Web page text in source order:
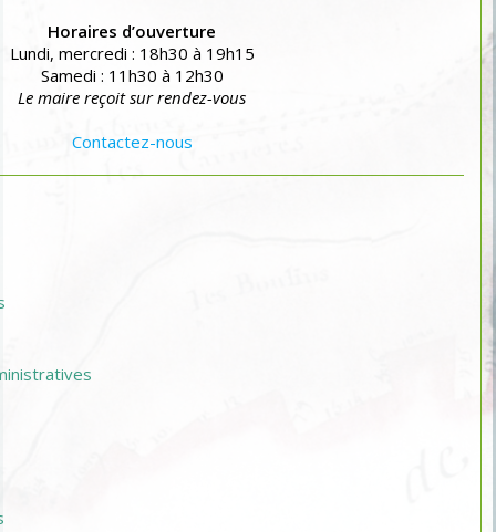
Horaires d’ouverture
Lundi, mercredi : 18h30 à 19h15
Samedi : 11h30 à 12h30
Le maire reçoit sur rendez-vous
Contactez-nous